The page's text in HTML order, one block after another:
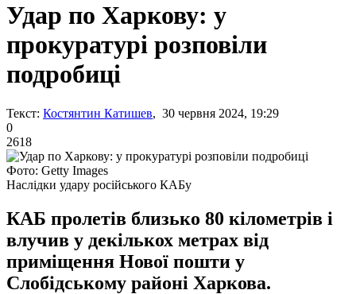
Удар по Харкову: у
прокуратурі розповіли
подробиці
Текст: Костянтин Катишев, 30 червня 2024, 19:29
0
2618
Фото: Getty Images
Наслідки удару російського КАБу
КАБ пролетів близько 80 кілометрів і
влучив у декількох метрах від
приміщення Нової пошти у
Слобідському районі Харкова.